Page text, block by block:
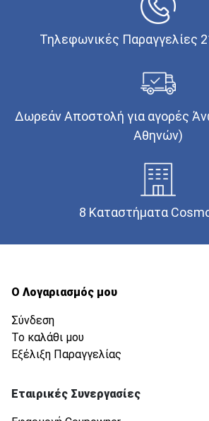
Τηλεφωνικές Παραγγελίες
Δωρεάν Αποστολή για αγορές
Αθηνών)
8 Καταστήματα
Ο Λογαριασμός μου
Σύνδεση
Το καλάθι μου
Εξέλιξη Παραγγελίας
Εταιρικές Συνεργασίες